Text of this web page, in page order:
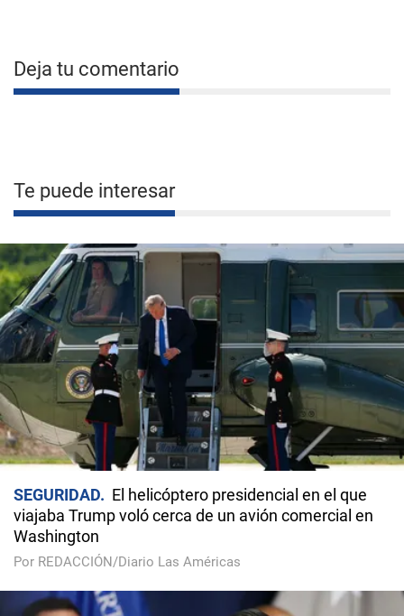
Deja tu comentario
Te puede interesar
SEGURIDAD
El helicóptero presidencial en el que
viajaba Trump voló cerca de un avión comercial en
Washington
Por REDACCIÓN/Diario Las Américas